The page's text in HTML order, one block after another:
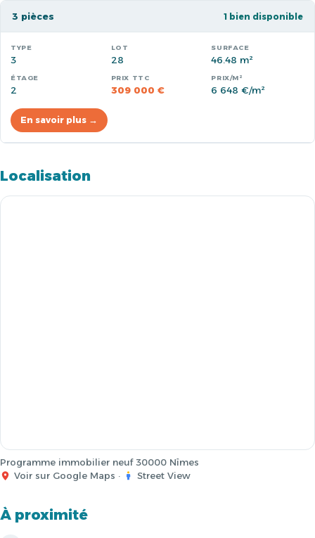
3 pièces 1 bien disponible
3 28 46.48 m²
2 309 000 € 6 648 €/m²
En savoir plus →
Localisation
Programme immobilier neuf 30000 Nîmes
Voir sur Google Maps · Street View
À proximité